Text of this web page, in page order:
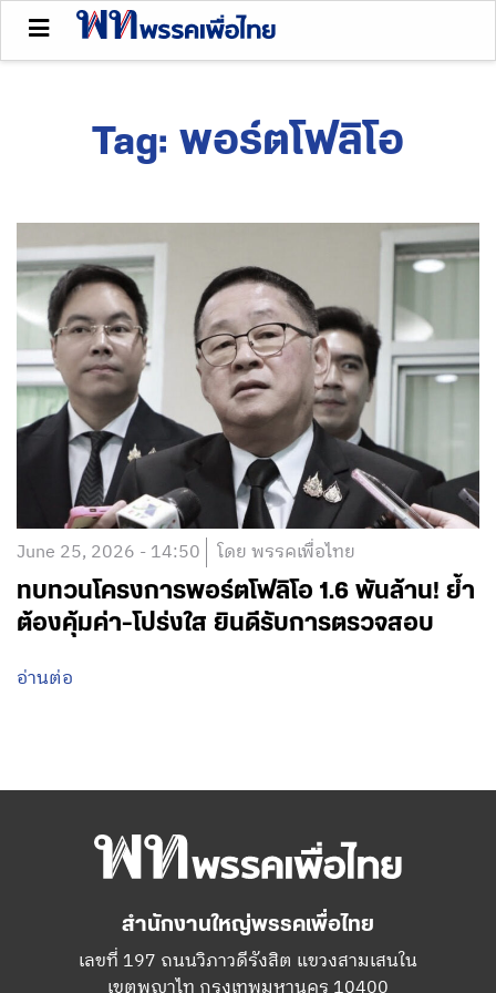
Tag: พอร์ตโฟลิโอ
June 25, 2026 - 14:50 โดย พรรคเพื่อไทย
ทบทวนโครงการพอร์ตโฟลิโอ 1.6 พันล้าน! ย้ำ
ต้องคุ้มค่า-โปร่งใส ยินดีรับการตรวจสอบ
อ่านต่อ
สำนักงานใหญ่พรรคเพื่อไทย
เลขที่ 197 ถนนวิภาวดีรังสิต แขวงสามเสนใน